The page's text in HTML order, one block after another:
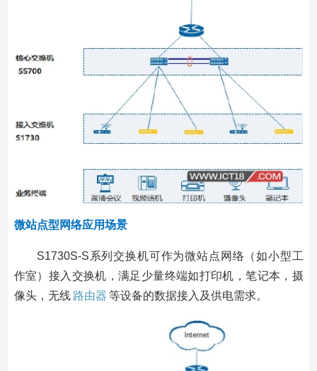
微站点型网络应用场景
S1730S-S系列交换机可作为微站点网络（如小型工
作室）接入交换机，满足少量终端如打印机，笔记本，摄
像头，无线 路由器 等设备的数据接入及供电需求。